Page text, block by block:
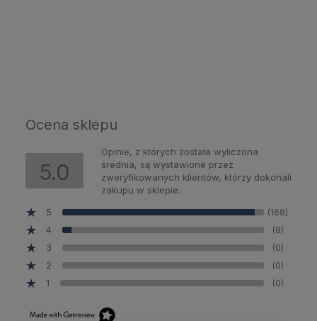
Ocena sklepu
5.0
Opinie, z których została wyliczona
średnia, są wystawione przez
zweryfikowanych klientów, którzy dokonali
zakupu w sklepie.
5
(168)
4 (8)
3 (0)
2 (0)
1 (0)